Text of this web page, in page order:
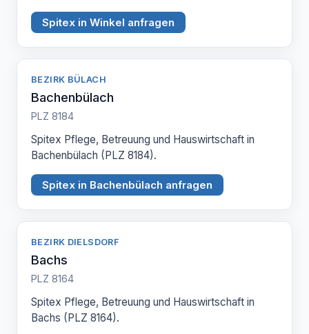
Spitex in Winkel anfragen
BEZIRK BÜLACH
Bachenbülach
PLZ 8184
Spitex Pflege, Betreuung und Hauswirtschaft in
Bachenbülach (PLZ 8184).
Spitex in Bachenbülach anfragen
BEZIRK DIELSDORF
Bachs
PLZ 8164
Spitex Pflege, Betreuung und Hauswirtschaft in
Bachs (PLZ 8164).